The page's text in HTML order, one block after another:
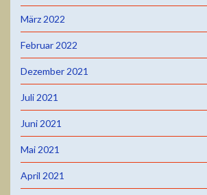
März 2022
Februar 2022
Dezember 2021
Juli 2021
Juni 2021
Mai 2021
April 2021